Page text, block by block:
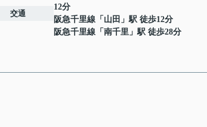
交通
12分
阪急千里線 「 山田 」駅 徒歩12分
阪急千里線 「 南千里 」駅 徒歩28分